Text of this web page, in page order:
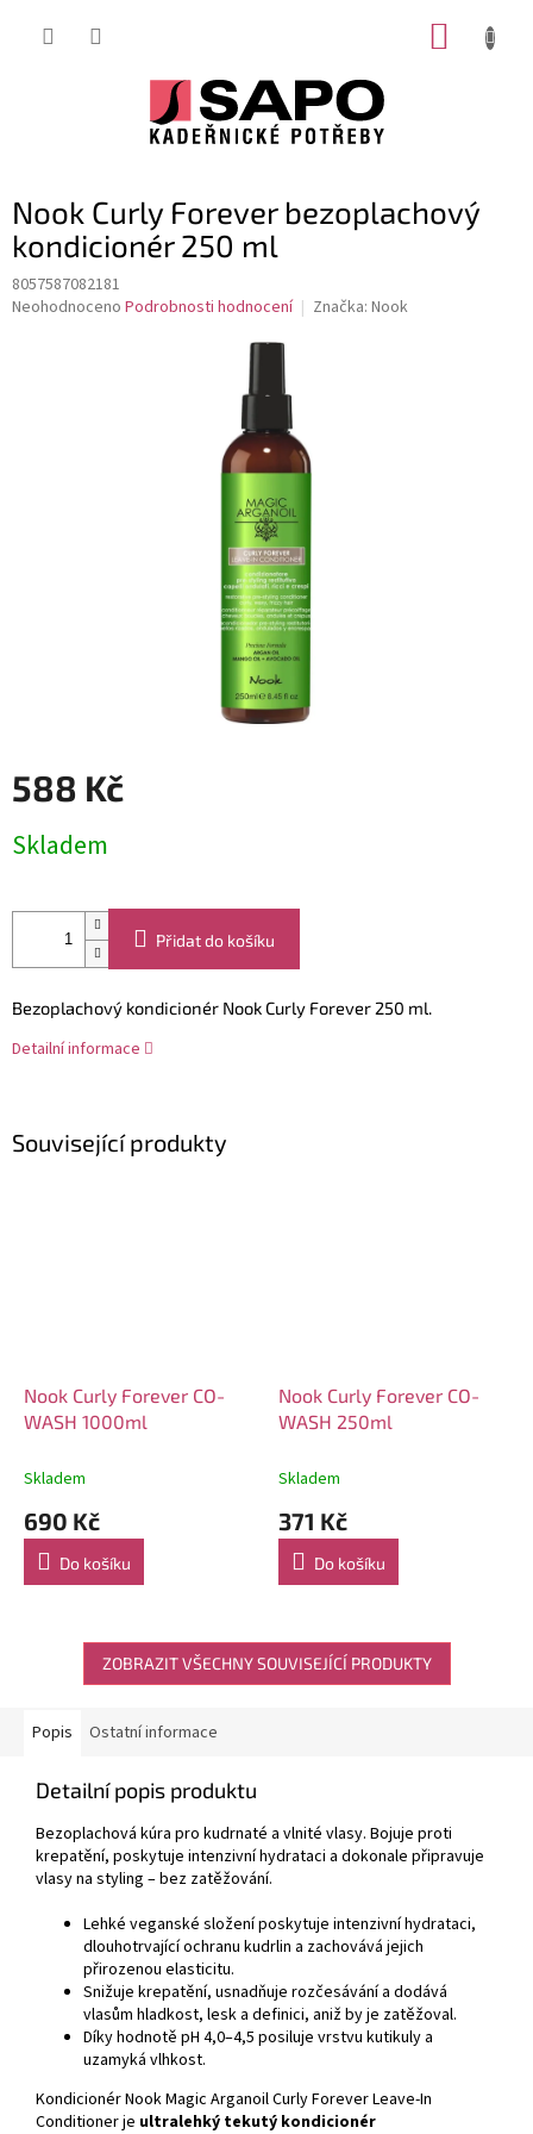
Nook Curly Forever bezoplachový
kondicionér 250 ml
8057587082181
Průměrné
Neohodnoceno Podrobnosti hodnocení Značka: Nook
588 Kč
cena:
Skladem
Přidat do košíku
Bezoplachový kondicionér Nook Curly Forever 250 ml.
Detailní informace
Související produkty
Nook Curly Forever CO-
WASH 1000ml
Skladem
690 Kč
Do košíku
Nook Curly Forever CO-
WASH 250ml
Skladem
371 Kč
Do košíku
ZOBRAZIT VŠECHNY SOUVISEJÍCÍ PRODUKTY
Popis Ostatní informace
Detailní popis produktu
Bezoplachová kúra pro kudrnaté a vlnité vlasy. Bojuje proti
krepatění, poskytuje intenzivní hydrataci a dokonale připravuje
vlasy na styling – bez zatěžování.
Lehké veganské složení poskytuje intenzivní hydrataci,
dlouhotrvající ochranu kudrlin a zachovává jejich
přirozenou elasticitu.
Snižuje krepatění, usnadňuje rozčesávání a dodává
vlasům hladkost, lesk a definici, aniž by je zatěžoval.
Díky hodnotě pH 4,0–4,5 posiluje vrstvu kutikuly a
uzamyká vlhkost.
Kondicionér Nook Magic Arganoil Curly Forever Leave-In
Conditioner je ultralehký tekutý kondicionér